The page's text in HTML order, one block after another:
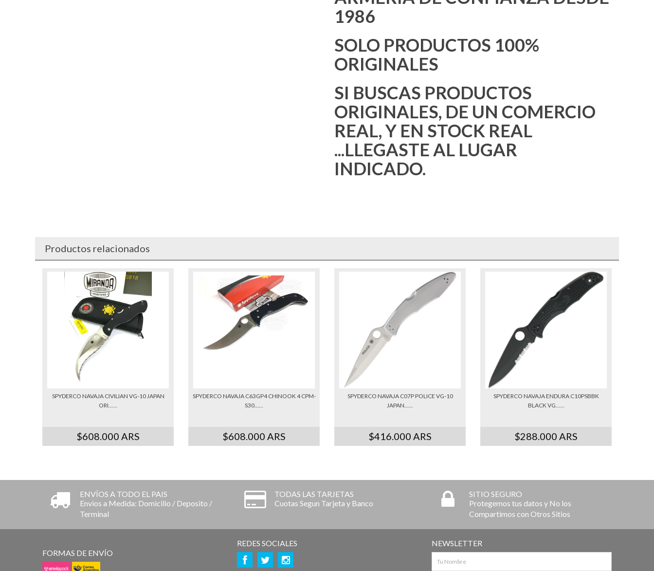
1986
SOLO PRODUCTOS 100%
ORIGINALES
SI BUSCAS PRODUCTOS
ORIGINALES, DE UN COMERCIO
REAL, Y EN STOCK REAL
...LLEGASTE AL LUGAR
INDICADO.
Productos relacionados
SPYDERCO NAVAJA CIVILIAN VG-10 JAPAN
ORI......
$608.000 ARS
SPYDERCO NAVAJA C63GP4 CHINOOK 4 CPM-
S30......
$608.000 ARS
SPYDERCO NAVAJA C07P POLICE VG-10
JAPAN......
$416.000 ARS
SPYDERCO NAVAJA ENDURA C10PSBBK
BLACK VG......
$288.000 ARS
ENVÍOS A TODO EL PAIS
Envios a Medida: Domicilio / Deposito /
Terminal
TODAS LAS TARJETAS
Cuotas Segun Tarjeta y Banco
SITIO SEGURO
Protegemos tus datos y No los
Compartimos con Otros Sitios
FORMAS DE ENVÍO
REDES SOCIALES NEWSLETTER